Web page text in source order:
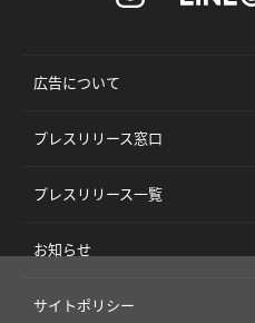
広告について
プレスリリース窓口
プレスリリース一覧
お知らせ
サイトポリシー